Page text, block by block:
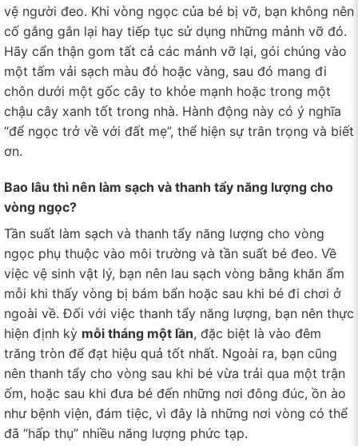
vệ người đeo. Khi vòng ngọc của bé bị vỡ, bạn không nên
cố gắng gắn lại hay tiếp tục sử dụng những mảnh vỡ đó.
Hãy cẩn thận gom tất cả các mảnh vỡ lại, gói chúng vào
một tấm vải sạch màu đỏ hoặc vàng, sau đó mang đi
chôn dưới một gốc cây to khỏe mạnh hoặc trong một
chậu cây xanh tốt trong nhà. Hành động này có ý nghĩa
“để ngọc trở về với đất mẹ”, thể hiện sự trân trọng và biết
ơn.
Bao lâu thì nên làm sạch và thanh tẩy năng lượng cho
vòng ngọc?
Tần suất làm sạch và thanh tẩy năng lượng cho vòng
ngọc phụ thuộc vào môi trường và tần suất bé đeo. Về
việc vệ sinh vật lý, bạn nên lau sạch vòng bằng khăn ẩm
mỗi khi thấy vòng bị bám bẩn hoặc sau khi bé đi chơi ở
ngoài về. Đối với việc thanh tẩy năng lượng, bạn nên thực
hiện định kỳ mỗi tháng một lần, đặc biệt là vào đêm
trăng tròn để đạt hiệu quả tốt nhất. Ngoài ra, bạn cũng
nên thanh tẩy cho vòng sau khi bé vừa trải qua một trận
ốm, hoặc sau khi đưa bé đến những nơi đông đúc, ồn ào
như bệnh viện, đám tiệc, vì đây là những nơi vòng có thể
đã “hấp thụ” nhiều năng lượng phức tạp.